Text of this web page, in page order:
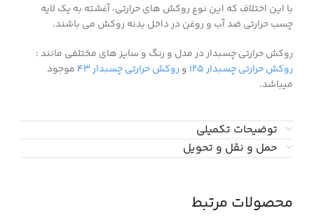
با این اختلاف که این نوع روکش های حرارتی، آغشته به یک لایه
چسب حرارتی ضد آب و روغن در داخل بدنه روکش می باشند.
روکش حرارتی چسبدار در مدل و رنگ و سایز های مختلفی مانند :
روکش حرارتی چسبدار ۱۲۵
و روکش حرارتی چسبدار ۴۳
موجود
میباشد.
توضیحات تکمیلی
حمل و نقل و تحویل
محصولات مرتبط